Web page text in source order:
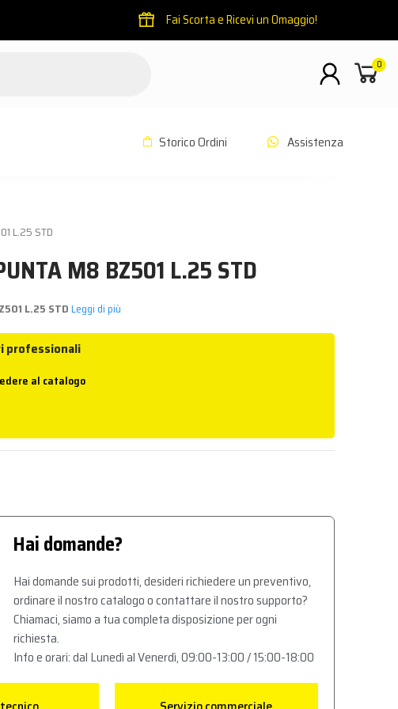
Fai Scorta e Ricevi un Omaggio!
0
Storico Ordini Assistenza
L.25 STD
M8 BZ501 L.25 STD
L.25 STDLeggi di più
professionali
al catalogo
Hai domande?
Hai domande sui prodotti, desideri richiedere un preventivo,
ordinare il nostro catalogo o contattare il nostro supporto?
Chiamaci, siamo a tua completa disposizione per ogni
richiesta.
Info e orari: dal Lunedì al Venerdì, 09:00-13:00 / 15:00-18:00